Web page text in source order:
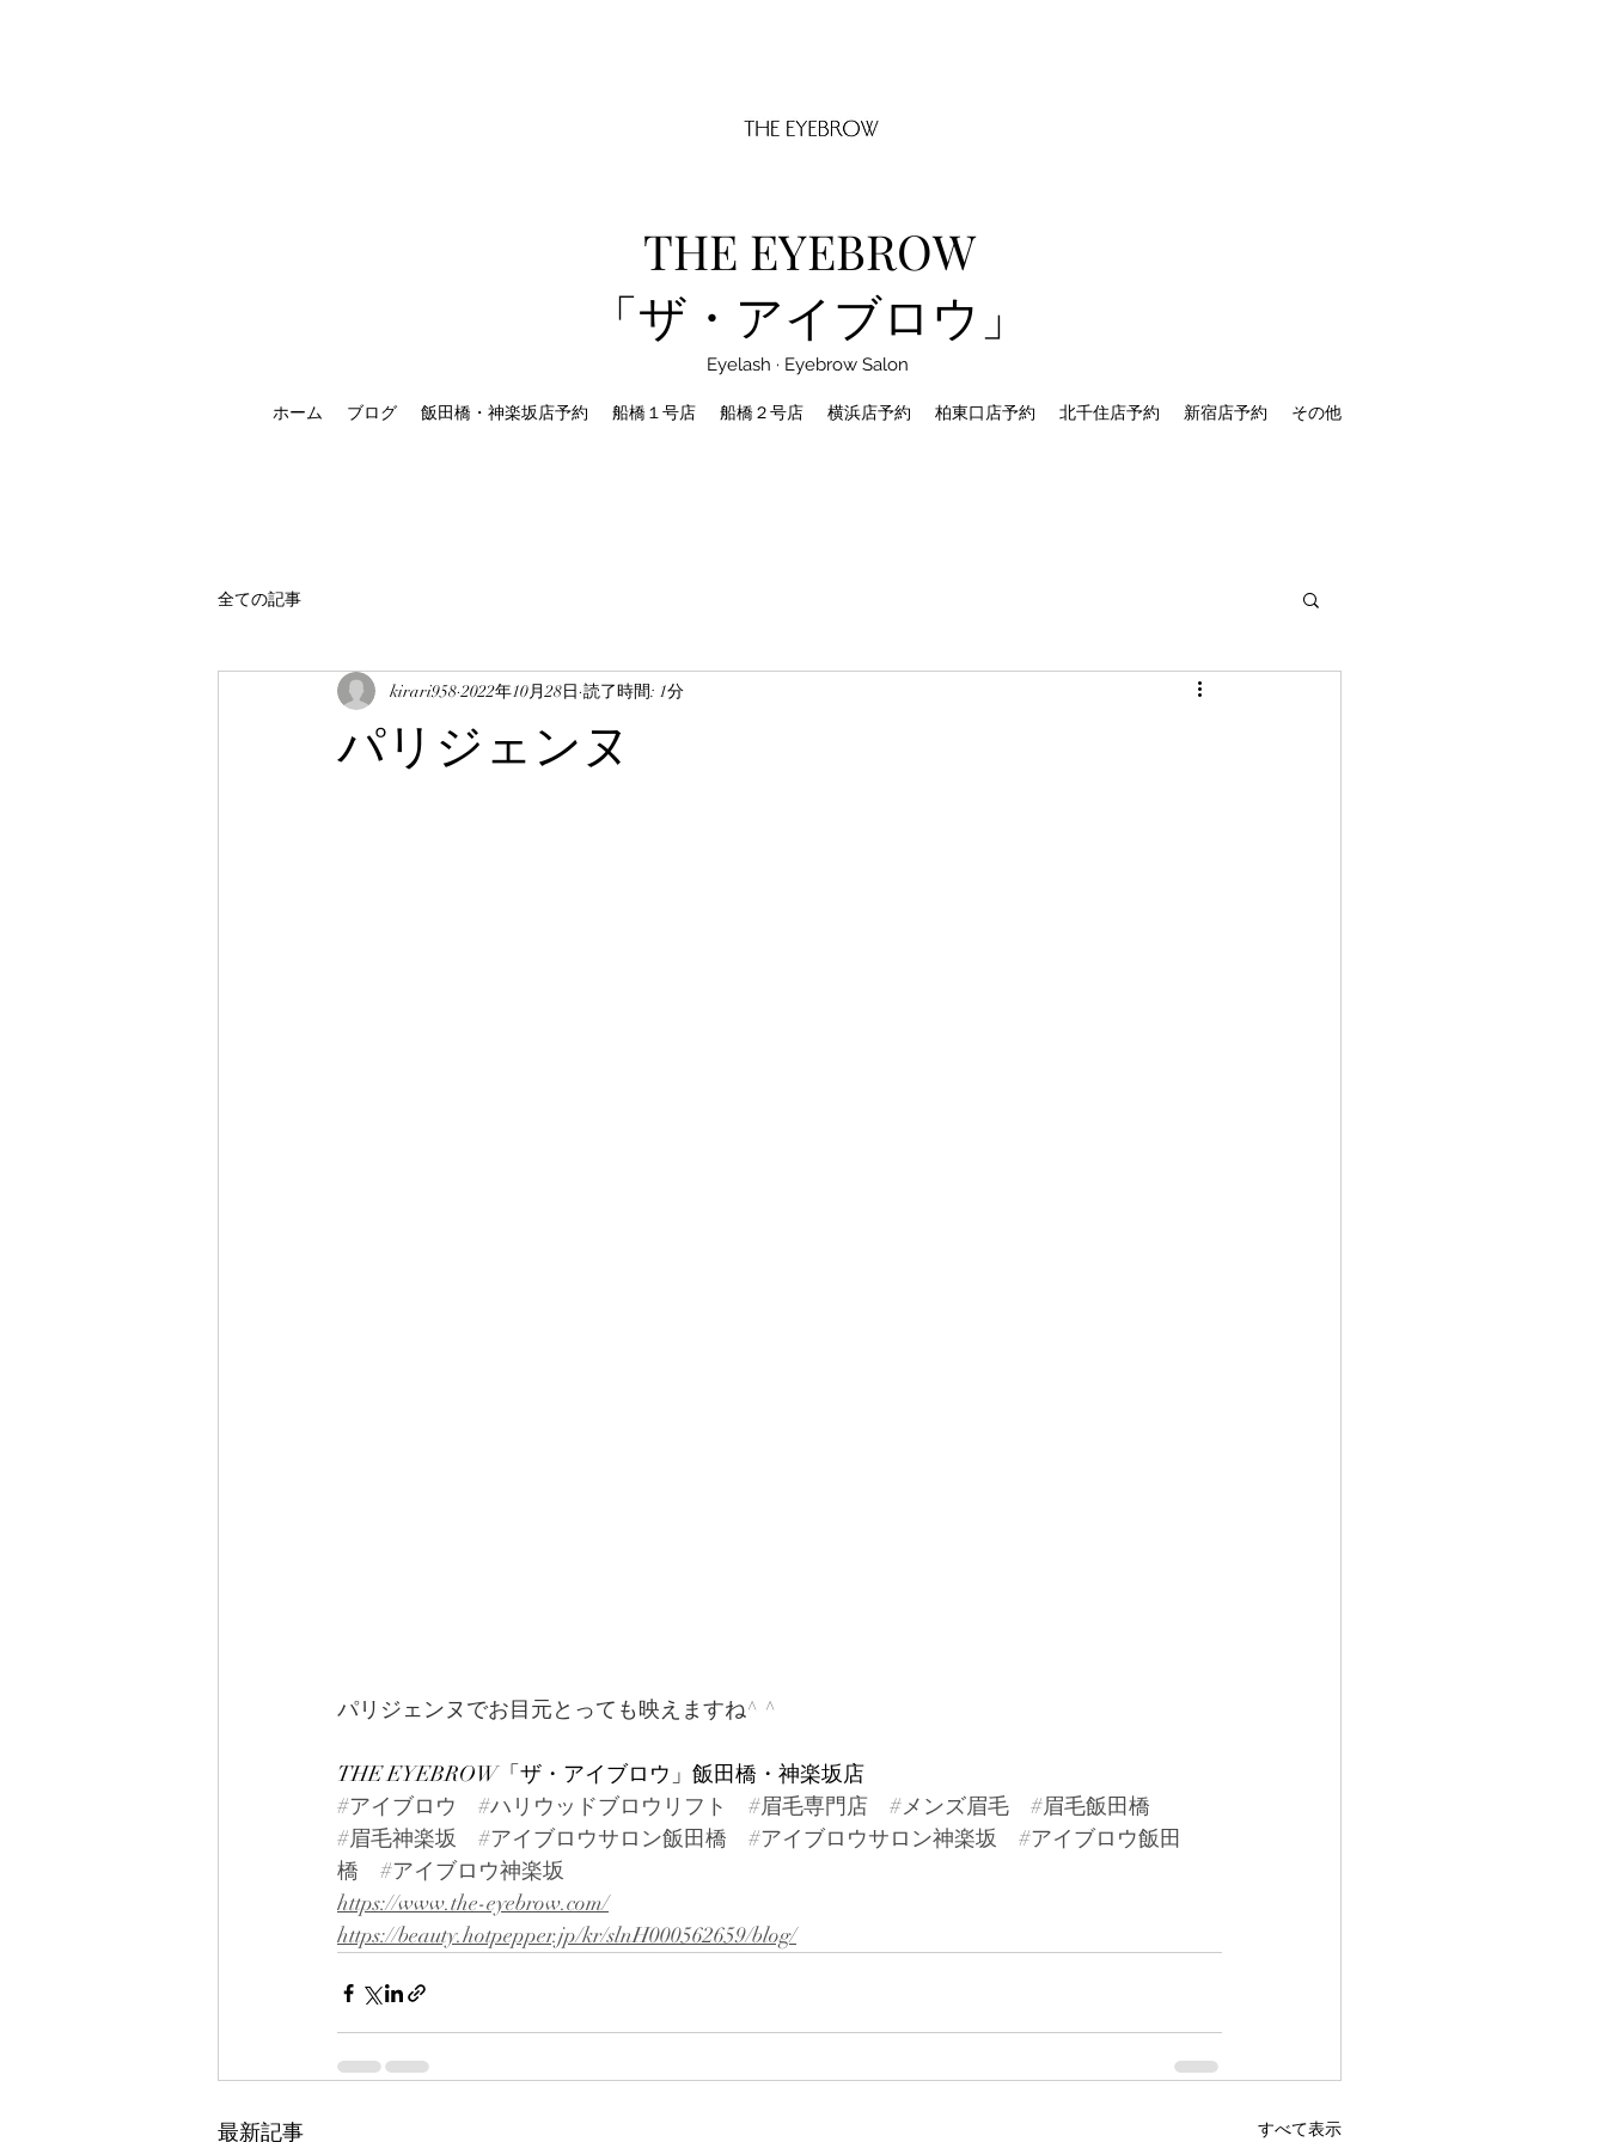
THE EYEBROW
「ザ・アイブロウ」
Eyelash · Eyebrow Salon
ホーム ブログ 飯田橋・神楽坂店予約 船橋１号店 船橋２号店 横浜店予約 柏東口店予約 北千住店予約 新宿店予約 その他
全ての記事
パリジェンヌ
kirari958 2022年10月28日 読了時間: 1分
パリジェンヌでお目元とっても映えますね^ ^
THE EYEBROW「ザ・アイブロウ」飯田橋・神楽坂店
#アイブロウ
#ハリウッドブロウリフト #眉毛専門店 #メンズ眉毛
#眉毛飯田橋
#眉毛神楽坂
#アイブロウサロン飯田橋 #アイブロウサロン神楽坂
#アイブロウ飯田
橋
#アイブロウ神楽坂
https://www.the-eyebrow.com/
https://beauty.hotpepper.jp/kr/slnH000562659/blog/
最新記事 すべて表示